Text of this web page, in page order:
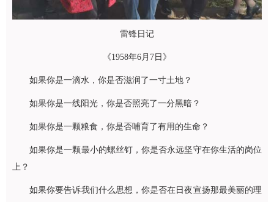
雷锋日记
《1958年6月7日》
如果你是一滴水，你是否滋润了一寸土地？
如果你是一线阳光，你是否照亮了一分黑暗？
如果你是一颗粮食，你是否哺育了有用的生命？
如果你是一颗最小的螺丝钉，你是否永远坚守在你生活的岗位
上？
如果你要告诉我们什么思想，你是否在日夜宣扬那最美丽的理